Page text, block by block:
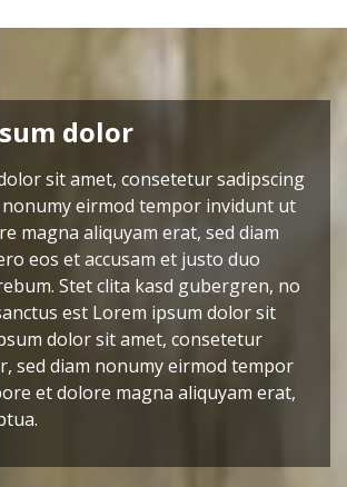
dolor
sit amet, consetetur sadipscing
eirmod tempor invidunt ut
magna aliquyam erat, sed diam
eos et accusam et justo duo
Stet clita kasd gubergren, no
est Lorem ipsum dolor sit
dolor sit amet, consetetur
sed diam nonumy eirmod tempor
et dolore magna aliquyam erat,